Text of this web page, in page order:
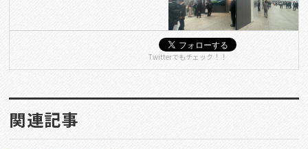
Twitterでもチェック！！
関連記事